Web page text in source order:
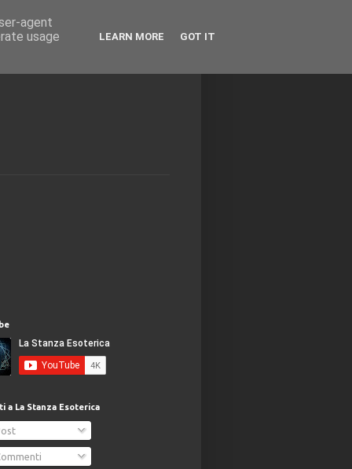
a La Stanza Esoterica
agent
usage
LEARN MORE GOT IT